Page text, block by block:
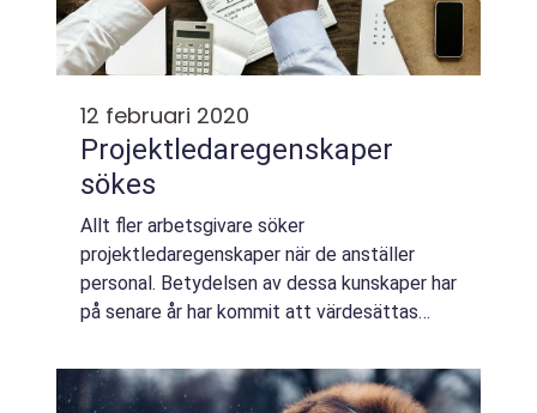
12 februari 2020
Projektledaregenskaper
sökes
Allt fler arbetsgivare söker
projektledaregenskaper när de anställer
personal. Betydelsen av dessa kunskaper har
på senare år har kommit att värdesättas